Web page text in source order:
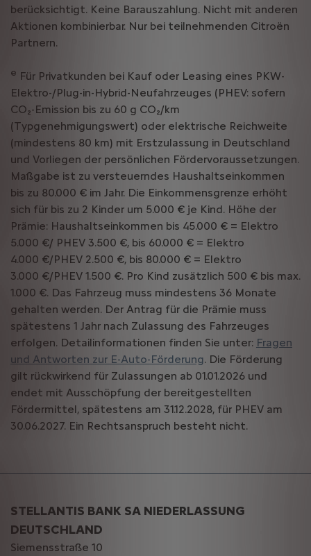
berücksichtigt. Keine Barauszahlung. Nicht mit anderen
Aktionen kombinierbar. Nur bei teilnehmenden Citroën
Partnern.
e Für Privatkunden bei Kauf oder Leasing eines PKW-
Elektro-/Plug-in-Hybrid-Neufahrzeuges (PHEV: sofern
CO₂-Emission bis zu 60 g CO₂/km
(Typgenehmigungswert) oder elektrische Reichweite
(mindestens 80 km) mit Erstzulassung in Deutschland
und Vorliegen der persönlichen Fördervoraussetzungen.
Maßgabe ist zu versteuerndes Haushaltseinkommen
bis zu 80.000 € im Jahr. Die Einkommensgrenze erhöht
sich für bis zu 2 Kinder um 5.000 € je Kind. Höhe der
Prämie: Haushaltseinkommen bis 45.000 € = Elektro
5.000 €/ PHEV 3.500 €, bis 60.000 € = Elektro
4.000 €/PHEV 2.500 €, bis 80.000 € = Elektro
3.000 €/PHEV 1.500 €. Pro Kind zusätzlich 500 € bis max.
1.000 €. Das Fahrzeug muss mindestens 36 Monate
gehalten werden. Der Antrag für die Prämie muss
spätestens 1 Jahr nach Zulassung des Fahrzeuges
erfolgen. Detailinformationen finden Sie unter: Fragen
und Antworten zur E-Auto-Förderung. Die Förderung
gilt rückwirkend für Zulassungen ab 01.01.2026 und
endet mit Ausschöpfung der bereitgestellten
Fördermittel, spätestens am 31.12.2028, für PHEV am
30.06.2027. Ein Rechtsanspruch besteht nicht.
STELLANTIS BANK SA NIEDERLASSUNG
DEUTSCHLAND
Siemensstraße 10